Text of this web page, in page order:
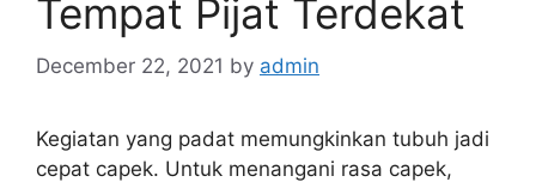
Tempat Pijat Terdekat
December 22, 2021 by admin
Kegiatan yang padat memungkinkan tubuh jadi
cepat capek. Untuk menangani rasa capek,